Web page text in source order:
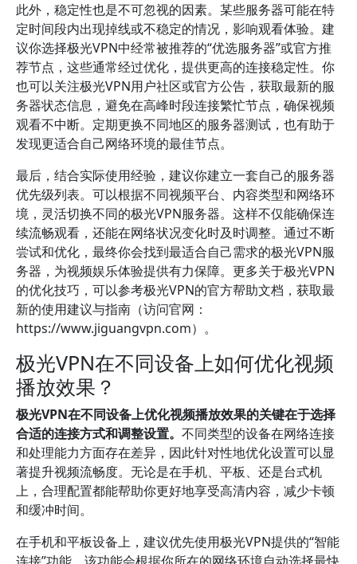
此外，稳定性也是不可忽视的因素。某些服务器可能在特
定时间段内出现掉线或不稳定的情况，影响观看体验。建
议你选择极光VPN中经常被推荐的“优选服务器”或官方推
荐节点，这些通常经过优化，提供更高的连接稳定性。你
也可以关注极光VPN用户社区或官方公告，获取最新的服
务器状态信息，避免在高峰时段连接繁忙节点，确保视频
观看不中断。定期更换不同地区的服务器测试，也有助于
发现更适合自己网络环境的最佳节点。
最后，结合实际使用经验，建议你建立一套自己的服务器
优先级列表。可以根据不同视频平台、内容类型和网络环
境，灵活切换不同的极光VPN服务器。这样不仅能确保连
续流畅观看，还能在网络状况变化时及时调整。通过不断
尝试和优化，最终你会找到最适合自己需求的极光VPN服
务器，为视频娱乐体验提供有力保障。更多关于极光VPN
的优化技巧，可以参考极光VPN的官方帮助文档，获取最
新的使用建议与指南（访问官网：
https://www.jiguangvpn.com）。
极光VPN在不同设备上如何优化视频
播放效果？
极光VPN在不同设备上优化视频播放效果的关键在于选择
合适的连接方式和调整设置。 不同类型的设备在网络连接
和处理能力方面存在差异，因此针对性地优化设置可以显
著提升视频流畅度。无论是在手机、平板、还是台式机
上，合理配置都能帮助你更好地享受高清内容，减少卡顿
和缓冲时间。
在手机和平板设备上，建议优先使用极光VPN提供的“智能